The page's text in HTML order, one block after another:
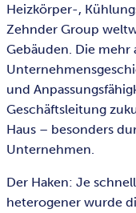
Heizkörper-,
Zehnder Group
Gebäuden. Die mehr
und
Geschäftsleitung
Haus – besonders
Unternehmen.
Der Haken: Je
heterogener wurde